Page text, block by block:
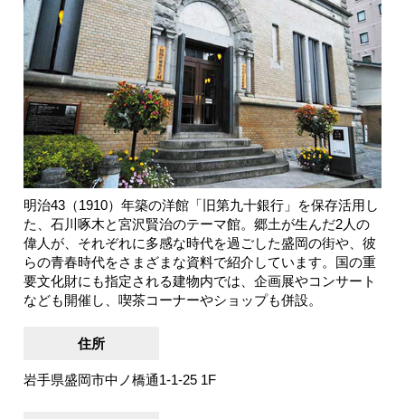
明治43（1910）年築の洋館「旧第九十銀行」を保存活用し
た、石川啄木と宮沢賢治のテーマ館。郷土が生んだ2人の
偉人が、それぞれに多感な時代を過ごした盛岡の街や、彼
らの青春時代をさまざまな資料で紹介しています。国の重
要文化財にも指定される建物内では、企画展やコンサート
なども開催し、喫茶コーナーやショップも併設。
住所
岩手県盛岡市中ノ橋通1-1-25 1F